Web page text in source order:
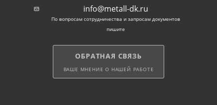
info@metall-dk.ru
По вопросам сотрудничества и запросам документов
пишите
ОБРАТНАЯ СВЯЗЬ
ВАШЕ МНЕНИЕ О НАШЕЙ РАБОТЕ